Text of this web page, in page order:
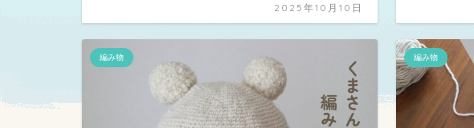
2025年10月10日
編み物 編み物